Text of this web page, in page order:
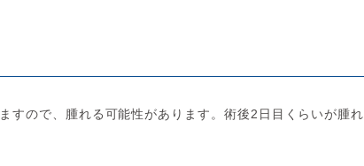
すので、腫れる可能性があります。術後2日目くらいが腫れ